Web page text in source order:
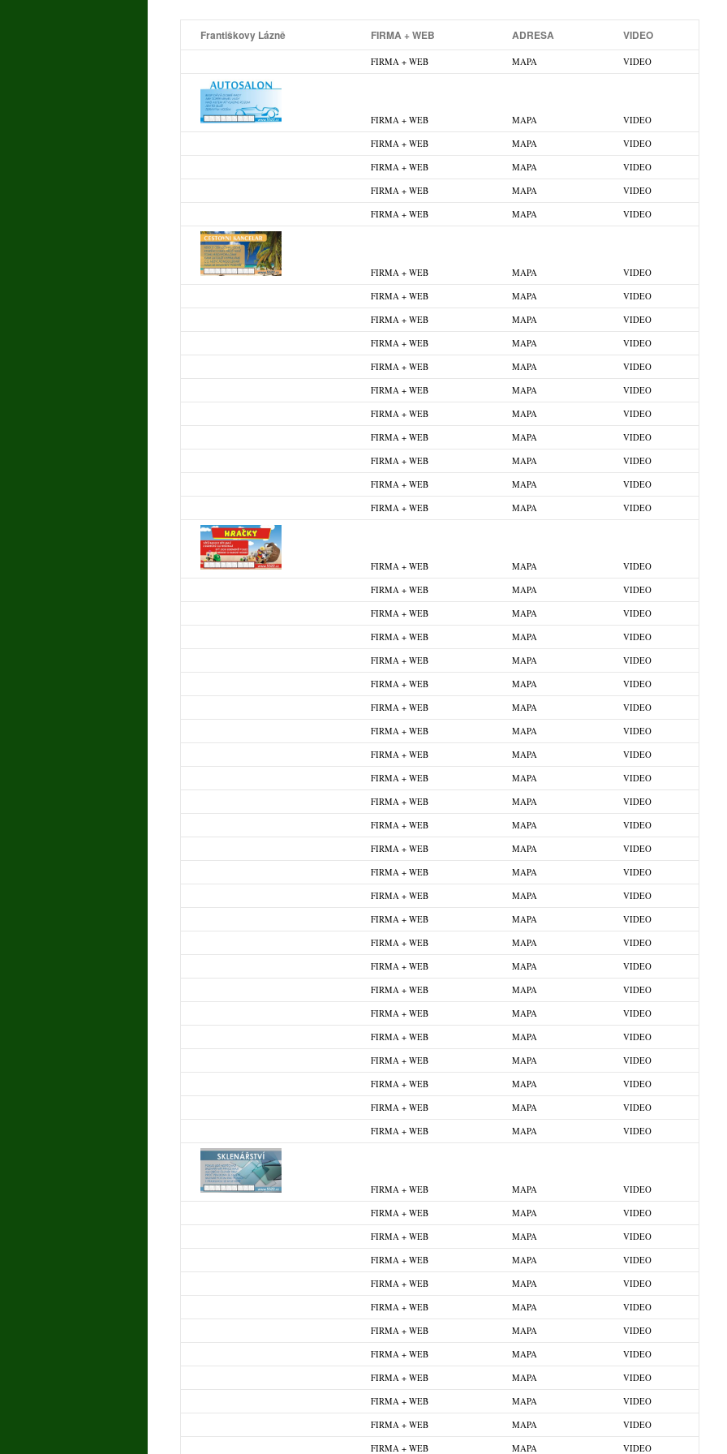
Františkovy Lázně FIRMA + WEB ADRESA VIDEO
FIRMA + WEB MAPA VIDEO
FIRMA + WEB MAPA VIDEO
FIRMA + WEB MAPA VIDEO
FIRMA + WEB MAPA VIDEO
FIRMA + WEB MAPA VIDEO
FIRMA + WEB MAPA VIDEO
FIRMA + WEB MAPA VIDEO
FIRMA + WEB MAPA VIDEO
FIRMA + WEB MAPA VIDEO
FIRMA + WEB MAPA VIDEO
FIRMA + WEB MAPA VIDEO
FIRMA + WEB MAPA VIDEO
FIRMA + WEB MAPA VIDEO
FIRMA + WEB MAPA VIDEO
FIRMA + WEB MAPA VIDEO
FIRMA + WEB MAPA VIDEO
FIRMA + WEB MAPA VIDEO
FIRMA + WEB MAPA VIDEO
FIRMA + WEB MAPA VIDEO
FIRMA + WEB MAPA VIDEO
FIRMA + WEB MAPA VIDEO
FIRMA + WEB MAPA VIDEO
FIRMA + WEB MAPA VIDEO
FIRMA + WEB MAPA VIDEO
FIRMA + WEB MAPA VIDEO
FIRMA + WEB MAPA VIDEO
FIRMA + WEB MAPA VIDEO
FIRMA + WEB MAPA VIDEO
FIRMA + WEB MAPA VIDEO
FIRMA + WEB MAPA VIDEO
FIRMA + WEB MAPA VIDEO
FIRMA + WEB MAPA VIDEO
FIRMA + WEB MAPA VIDEO
FIRMA + WEB MAPA VIDEO
FIRMA + WEB MAPA VIDEO
FIRMA + WEB MAPA VIDEO
FIRMA + WEB MAPA VIDEO
FIRMA + WEB MAPA VIDEO
FIRMA + WEB MAPA VIDEO
FIRMA + WEB MAPA VIDEO
FIRMA + WEB MAPA VIDEO
FIRMA + WEB MAPA VIDEO
FIRMA + WEB MAPA VIDEO
FIRMA + WEB MAPA VIDEO
FIRMA + WEB MAPA VIDEO
FIRMA + WEB MAPA VIDEO
FIRMA + WEB MAPA VIDEO
FIRMA + WEB MAPA VIDEO
FIRMA + WEB MAPA VIDEO
FIRMA + WEB MAPA VIDEO
FIRMA + WEB MAPA VIDEO
FIRMA + WEB MAPA VIDEO
FIRMA + WEB MAPA VIDEO
FIRMA + WEB MAPA VIDEO